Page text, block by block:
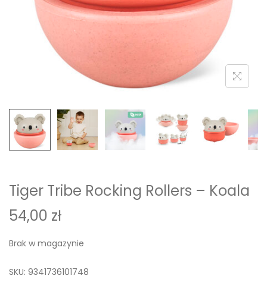
i
Tiger Tribe Rocking Rollers – Koala
54,00 zł
Brak w magazynie
SKU: 9341736101748